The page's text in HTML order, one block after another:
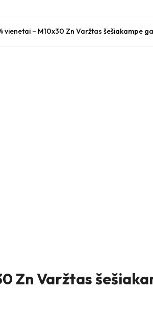
vienetai – M10x30 Zn Varžtas šešiakampe
Zn Varžtas